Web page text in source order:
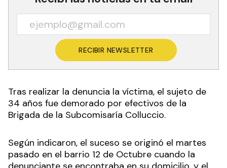
RECIBIR NEWSLETTER
Tras realizar la denuncia la víctima, el sujeto de
34 años fue demorado por efectivos de la
Brigada de la Subcomisaría Colluccio.
Según indicaron, el suceso se originó el martes
pasado en el barrio 12 de Octubre cuando la